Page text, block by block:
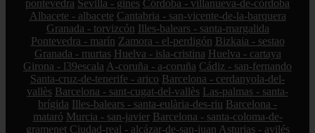
pontevedra Sevilla - gines Córdoba - villanueva-de-córdoba
Albacete - albacete Cantabria - san-vicente-de-la-barquera
Granada - torvizcón Illes-balears - santa-margalida
Pontevedra - marín Zamora - el-perdigón Bizkaia - sestao
Granada - murtas Huelva - isla-cristina Huelva - cartaya
Girona - l39escala A-coruña - a-coruña Cádiz - san-fernando
Santa-cruz-de-tenerife - arico Barcelona - cerdanyola-del-
vallès Barcelona - sant-cugat-del-vallès Las-palmas - santa-
brígida Illes-balears - santa-eulària-des-riu Barcelona -
mataró Murcia - san-javier Barcelona - santa-coloma-de-
gramenet Ciudad-real - alcázar-de-san-juan Asturias - avilés